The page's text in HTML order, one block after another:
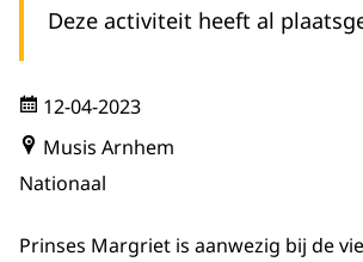
Deze activiteit heeft al
12-04-2023
Musis Arnhem
Nationaal
Prinses Margriet is aanwezig bij de